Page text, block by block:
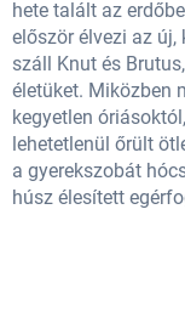
hete talált az
először élvezi az
száll Knut és
életüket. Miközben
kegyetlen
lehetetlenül őrült
a gyerekszobát
húsz élesített